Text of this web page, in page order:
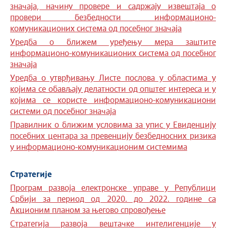
значаја, начину провере и садржају извештаја о
провери безбедности информационо-
комуникационих система од посебног значаја
Уредба о ближем уређењу мера заштите
информационо-комуникационих система од посебног
значаја
Уредба о утврђивању Листе послова у областима у
којима се обављају делатности од општег интереса и у
којима се користе информационо-комуникациони
системи од посебног значаја
Правилник о ближим условима за упис у Евиденцију
посебних центара за превенцију безбедносних ризика
у информационо-комуникационим системима
Стратегије
Програм развоја електронске управе у Републици
Србији за период од 2020. до 2022. године са
Акционим планом за његово спровођење
Стратегија развоја вештачке интелигенције у